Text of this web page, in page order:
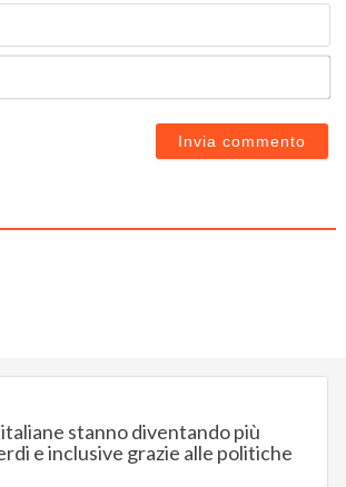
stanno diventando più
e inclusive grazie alle politiche